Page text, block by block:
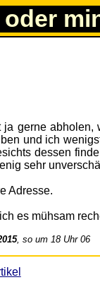
oder
gerne abholen,
und ich
dessen
sehr
es mühsam
, so um 18 Uhr 06